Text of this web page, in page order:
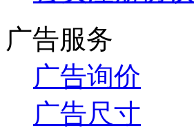
广告服务
广告询价
广告尺寸